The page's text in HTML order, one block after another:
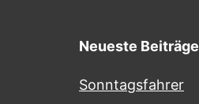
Neueste Beiträge
Sonntagsfahrer